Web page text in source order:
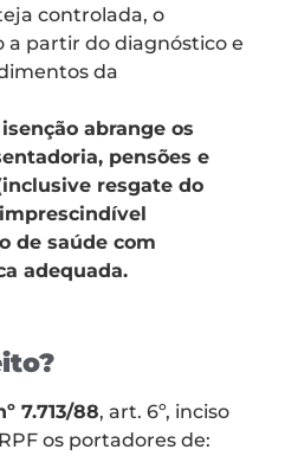
controlada, o
a partir do diagnóstico e
da
abrange os
pensões e
resgate do
de saúde com
adequada.
7.713/88, art. 6º, inciso
os portadores de: